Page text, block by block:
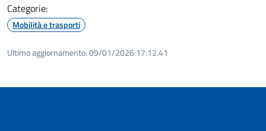
Categorie:
Mobilità e trasporti
Ultimo aggiornamento:09/01/2026 17:12.41